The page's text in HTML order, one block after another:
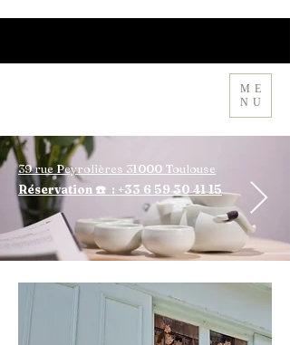
ME
NU
Réservation ☎️ : +33 6 59 30 41 15
39 rue Peyrolières 31000 Toulouse